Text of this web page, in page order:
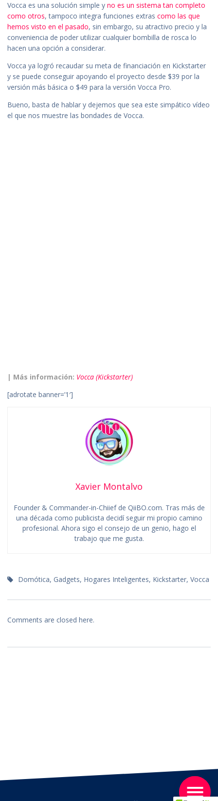
Vocca es una solución simple y no es un sistema tan completo
como otros, tampoco integra funciones extras como las que
hemos visto en el pasado, sin embargo, su atractivo precio y la
conveniencia de poder utilizar cualquier bombilla de rosca lo
hacen una opción a considerar.
Vocca ya logró recaudar su meta de financiación en Kickstarter
y se puede conseguir apoyando el proyecto desde $39 por la
versión más básica o $49 para la versión Vocca Pro.
Bueno, basta de hablar y dejemos que sea este simpático vídeo
el que nos muestre las bondades de Vocca.
| Más información: Vocca (Kickstarter)
[adrotate banner=’1′]
Xavier Montalvo
Founder & Commander-in-Chiief de QiiBO.com. Tras más de
una década como publicista decidí seguir mi propio camino
profesional. Ahora sigo el consejo de un genio, hago el
trabajo que me gusta.
Domótica, Gadgets, Hogares Inteligentes, Kickstarter, Vocca
Comments are closed here.